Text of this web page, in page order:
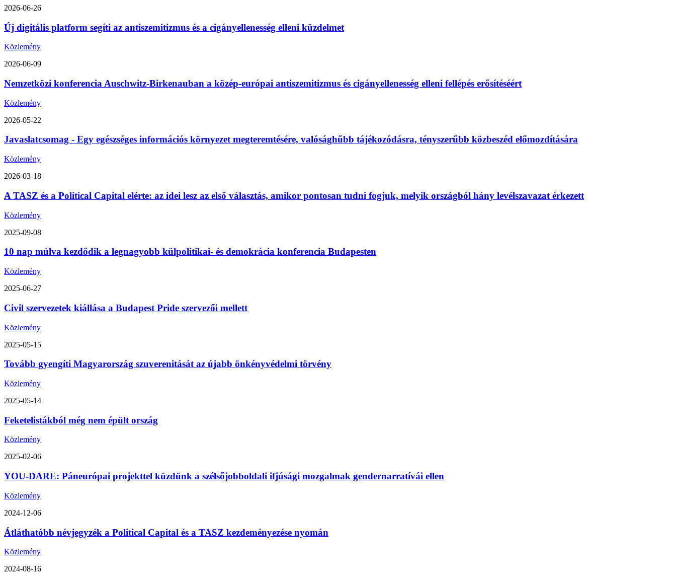
2026-06-26
Új digitális platform segíti az antiszemitizmus és a cigányellenesség elleni küzdelmet
Közlemény
2026-06-09
Nemzetközi konferencia Auschwitz-Birkenauban a közép-európai antiszemitizmus és cigányellenesség elleni fellépés erősítéséért
Közlemény
2026-05-22
Javaslatcsomag - Egy egészséges információs környezet megteremtésére, valósághűbb tájékozódásra, tényszerűbb közbeszéd előmozdítására
Közlemény
2026-03-18
A TASZ és a Political Capital elérte: az idei lesz az első választás, amikor pontosan tudni fogjuk, melyik országból hány levélszavazat érkezett
Közlemény
2025-09-08
10 nap múlva kezdődik a legnagyobb külpolitikai- és demokrácia konferencia Budapesten
Közlemény
2025-06-27
Civil szervezetek kiállása a Budapest Pride szervezői mellett
Közlemény
2025-05-15
Tovább gyengíti Magyarország szuverenitását az újabb önkényvédelmi törvény
Közlemény
2025-05-14
Feketelistákból még nem épült ország
Közlemény
2025-02-06
YOU-DARE: Páneurópai projekttel küzdünk a szélsőjobboldali ifjúsági mozgalmak gendernarratívái ellen
Közlemény
2024-12-06
Átláthatóbb névjegyzék a Political Capital és a TASZ kezdeményezése nyomán
Közlemény
2024-08-16